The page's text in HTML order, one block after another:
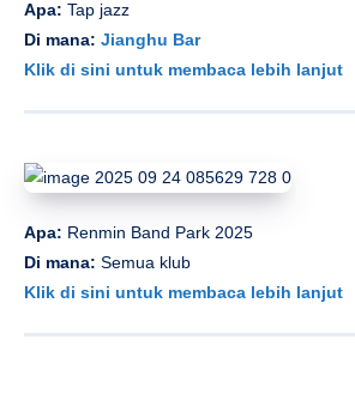
Apa: Tap jazz
Di mana: Jianghu Bar
Klik di sini untuk membaca lebih lanjut
Apa: Renmin Band Park 2025
Di mana: Semua klub
Klik di sini untuk membaca lebih lanjut